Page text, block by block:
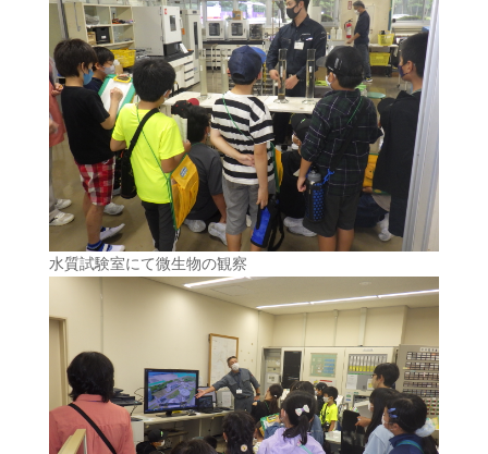
水質試験室にて微生物の観察